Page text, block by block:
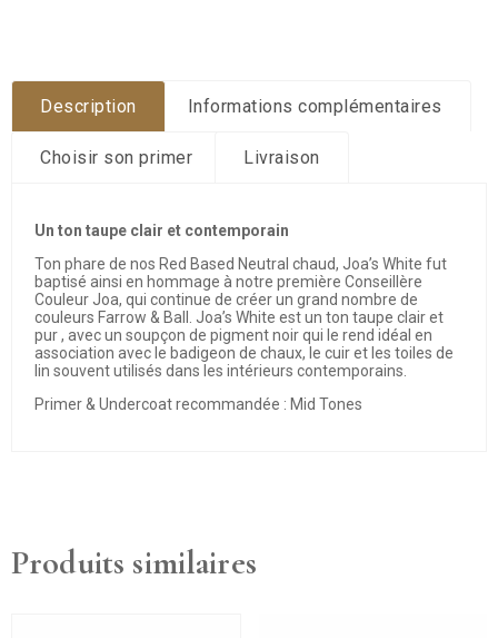
100ml
Description Informations complémentaires
Choisir son primer Livraison
Un ton taupe clair et contemporain
Ton phare de nos Red Based Neutral chaud, Joa’s White fut
baptisé ainsi en hommage à notre première Conseillère
Couleur Joa, qui continue de créer un grand nombre de
couleurs Farrow & Ball. Joa’s White est un ton taupe clair et
pur , avec un soupçon de pigment noir qui le rend idéal en
association avec le badigeon de chaux, le cuir et les toiles de
lin souvent utilisés dans les intérieurs contemporains.
Primer & Undercoat recommandée : Mid Tones
Produits similaires